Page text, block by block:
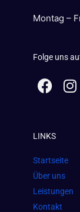
Montag –
Folge uns
F
a
b
o
o
k
I
n
m
LINKS
Startseite
Über uns
Leistungen
Kontakt